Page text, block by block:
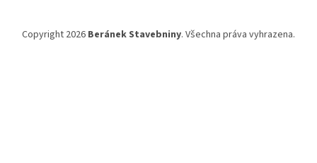
Copyright 2026 Beránek Stavebniny. Všechna práva vyhrazena.